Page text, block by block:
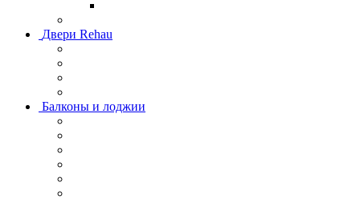
Двери Rehau
Балконы и лоджии